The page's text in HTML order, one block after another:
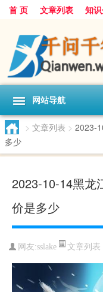
首 页 文章列表 知
网站导航
> 文章列表 > 2023-
多少
2023-10-14黑龙
价是多少
网友:sslake 文章列表